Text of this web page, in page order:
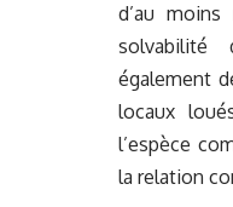
d’au
solvabilité
également
locaux
l’espèce
la relation